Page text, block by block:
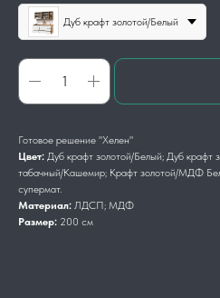
Дуб крафт золотой/Белый
Готовое решение "Хелен"
Цвет: Дуб крафт золотой/Белый; Дуб крафт
табачный/Кашемир; Крафт золотой/МДФ
супермат.
Материал: ЛДСП; МДФ
Размер: 200 см